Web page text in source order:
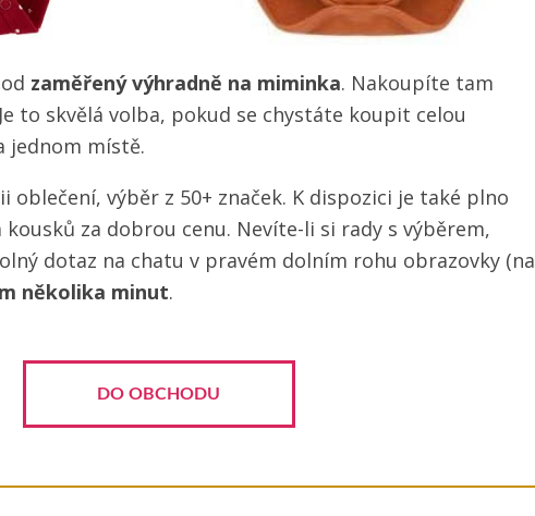
zaměřený výhradně na miminka. Nakoupíte tam
to skvělá volba, pokud se chystáte koupit celou
jednom místě.
oblečení, výběr z 50+ značek. K dispozici je také plno
za dobrou cenu. Nevíte-li si rady s výběrem,
dotaz na chatu v pravém dolním rohu obrazovky (na
několika minut.
DO OBCHODU